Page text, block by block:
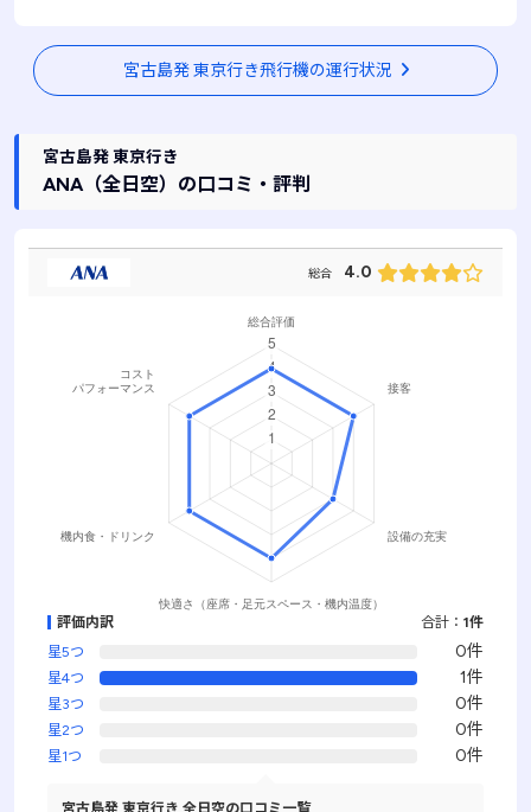
宮古島発 東京行き飛行機の運行状況
宮古島発 東京行き
ANA（全日空） の口コミ・評判
総合 4.0
評価内訳 合計： 1件
星5つ
0件
星4つ 1件
星3つ 0件
星2つ 0件
星1つ 0件
宮古島発 東京行き 全日空の口コミ一覧